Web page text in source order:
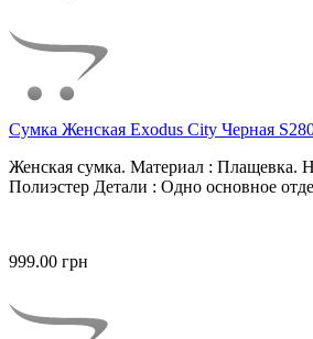
Сумка Женская Exodus City Черная
Женская сумка. Материал : Плащевка.
Полиэстер Детали : Одно основное
999.00 грн